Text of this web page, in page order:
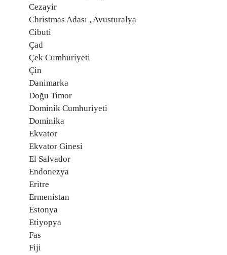
Cezayir
Christmas Adası , Avusturalya
Cibuti
Çad
Çek Cumhuriyeti
Çin
Danimarka
Doğu Timor
Dominik Cumhuriyeti
Dominika
Ekvator
Ekvator Ginesi
El Salvador
Endonezya
Eritre
Ermenistan
Estonya
Etiyopya
Fas
Fiji